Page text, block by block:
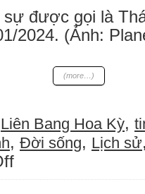
được gọi là
2024. (Ảnh:
(more…)
Liên Bang Hoa Kỳ,
, Đời sống, Lịch sử
on